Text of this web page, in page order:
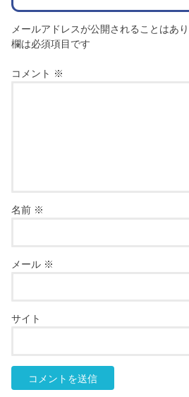
メールアドレスが公開されることはあり
欄は必須項目です
コメント ※
名前 ※
メール ※
サイト